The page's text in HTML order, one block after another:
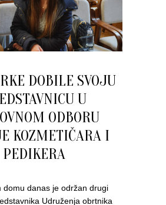
DOBILE SVOJU
U
ODBORU
KOZMETIČARA I
PEDIKERA
domu danas je održan drugi
Udruženja obrtnika